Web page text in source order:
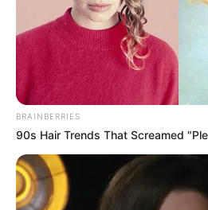
BRAINBERRIES
90s Hair Trends That Screamed